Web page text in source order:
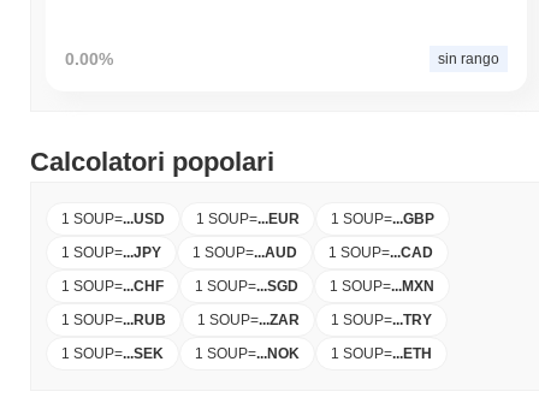
0.00% sin rango
Calcolatori popolari
1 SOUP=...USD 1 SOUP=...EUR 1 SOUP=...GBP
1 SOUP=...JPY 1 SOUP=...AUD 1 SOUP=...CAD
1 SOUP=...CHF 1 SOUP=...SGD 1 SOUP=...MXN
1 SOUP=...RUB 1 SOUP=...ZAR 1 SOUP=...TRY
1 SOUP=...SEK 1 SOUP=...NOK 1 SOUP=...ETH